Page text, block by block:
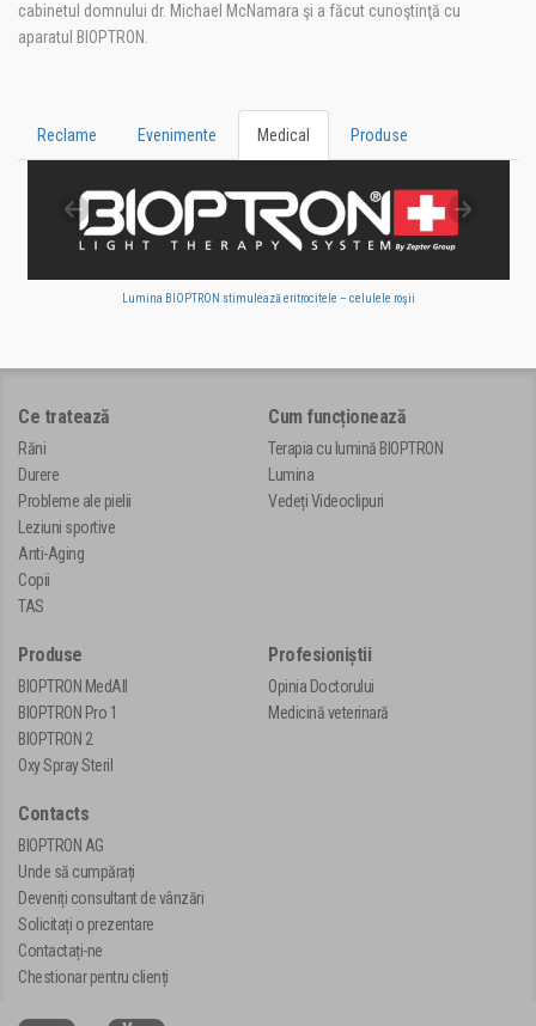
cabinetul domnului dr. Michael McNamara şi a făcut cunoştinţă cu
aparatul BIOPTRON.
Reclame Evenimente Medical Produse
Lumina BIOPTRON stimulează eritrocitele – celulele roşii
Ce tratează
Răni
Durere
Probleme ale pielii
Leziuni sportive
Anti-Aging
Copii
TAS
Cum funcționează
Terapia cu lumină BIOPTRON
Lumina
Vedeți Videoclipuri
Produse
BIOPTRON MedAll
BIOPTRON Pro 1
BIOPTRON 2
Oxy Spray Steril
Profesioniștii
Opinia Doctorului
Medicină veterinară
Contacts
BIOPTRON AG
Unde să cumpărați
Deveniți consultant de vânzări
Solicitați o prezentare
Contactați-ne
Chestionar pentru clienți